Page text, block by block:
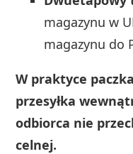
magazynu w
magazynu do
W praktyce
przesyłka
odbiorca nie
celnej.